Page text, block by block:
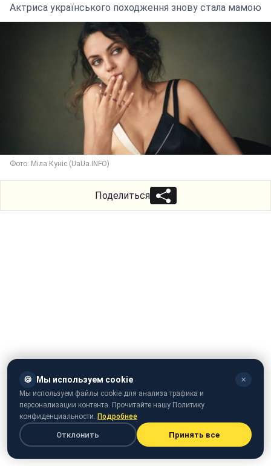
Актриса українського походження знову стала мамою
Фото: Міла Куніс (UaUa.INFO)
Поделиться
🍪 Мы используем cookie ✕
Мы используем файлы cookie для анализа трафика и
персонализации контента. Прочитайте нашу Политику
конфиденциальности. Подробнее
Отклонить Принять все